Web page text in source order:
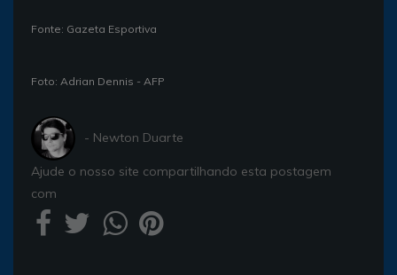
Fonte: Gazeta Esportiva
Foto: Adrian Dennis - AFP
- Newton Duarte
Ajude o nosso site compartilhando esta postagem
com